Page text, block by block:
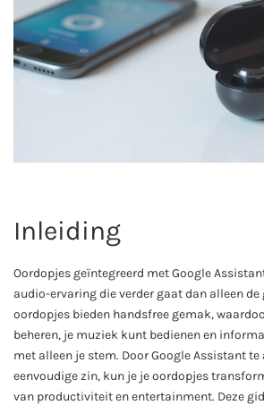
Inleiding
Oordopjes geïntegreerd met Google
audio-ervaring die verder gaat dan alleen
oordopjes bieden handsfree gemak,
beheren, je muziek kunt bedienen en
met alleen je stem. Door Google Assistant
eenvoudige zin, kun je je oordopjes
van productiviteit en entertainment. Deze